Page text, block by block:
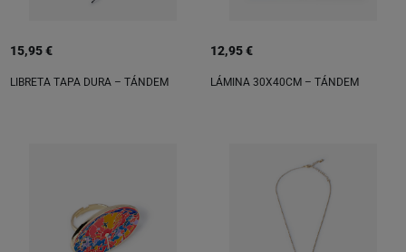
15,95 €
LIBRETA TAPA DURA – TÁNDEM
12,95 €
LÁMINA 30X40CM – TÁNDEM